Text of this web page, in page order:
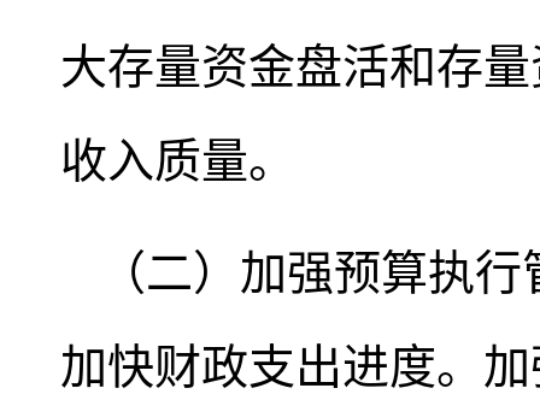
大存量资金盘活和存
收入质量。
（二）加强预算执
加快财政支出进度。